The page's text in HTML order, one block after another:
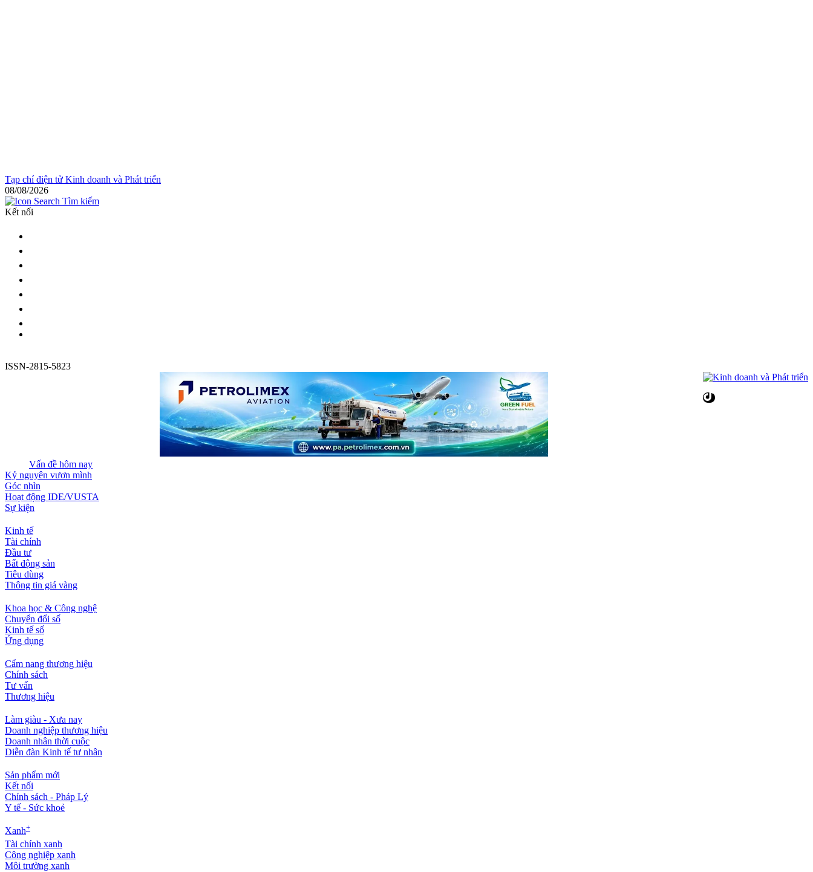
Tạp chí điện tử Kinh doanh và Phát triển
08/08/2026
Tìm kiếm
Kết nối
ISSN-2815-5823
Vấn đề hôm nay
Kỷ nguyên vươn mình
Góc nhìn
Hoạt động IDE/VUSTA
Sự kiện
Kinh tế
Tài chính
Đầu tư
Bất động sản
Tiêu dùng
Thông tin giá vàng
Khoa học & Công nghệ
Chuyển đổi số
Kinh tế số
Ứng dụng
Cẩm nang thương hiệu
Chính sách
Tư vấn
Thương hiệu
Làm giàu - Xưa nay
Doanh nghiệp thương hiệu
Doanh nhân thời cuộc
Diễn đàn Kinh tế tư nhân
Sản phẩm mới
Kết nối
Chính sách - Pháp Lý
Y tế - Sức khoẻ
Xanh+
Tài chính xanh
Công nghiệp xanh
Môi trường xanh